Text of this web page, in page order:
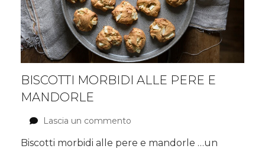
BISCOTTI MORBIDI ALLE PERE E
MANDORLE
Lascia un commento
morbidi
Biscotti morbidi alle pere e mandorle …un